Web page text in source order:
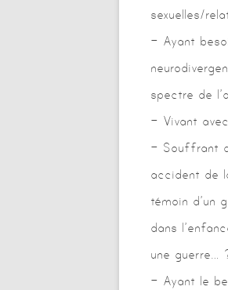
sexuelles/
– Ayant
spectre de
– Vivant
– Souffrant
accident de
témoin d’un
dans
une guerre…
– Ayant le